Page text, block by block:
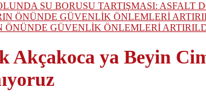
SU BORUSU TARTIŞMASI: ASFALT
ÖNÜNDE GÜVENLİK ÖNLEMLERİ
Akçakoca ya Beyin